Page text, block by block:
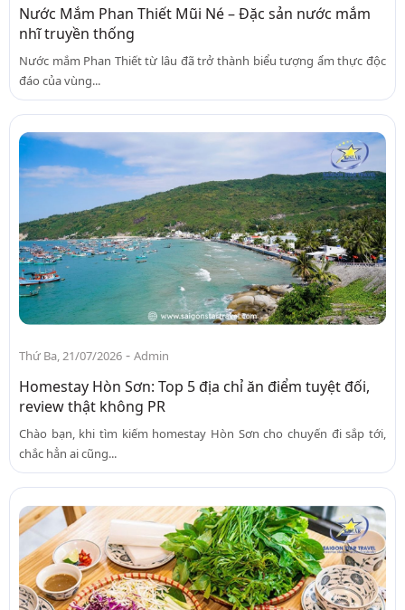
Nước Mắm Phan Thiết Mũi Né – Đặc sản nước mắm
nhĩ truyền thống
Nước mắm Phan Thiết từ lâu đã trở thành biểu tượng ẩm thực độc
đáo của vùng...
Thứ Ba, 21/07/2026 - Admin
Homestay Hòn Sơn: Top 5 địa chỉ ăn điểm tuyệt đối,
review thật không PR
Chào bạn, khi tìm kiếm homestay Hòn Sơn cho chuyến đi sắp tới,
chắc hẳn ai cũng...